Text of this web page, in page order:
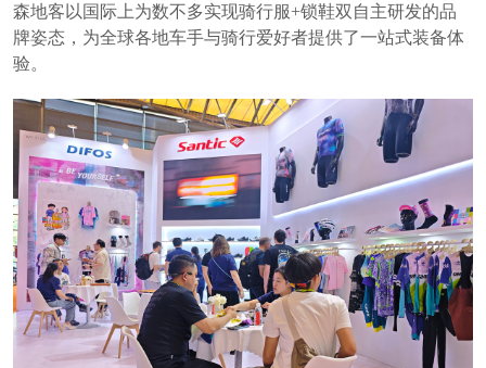
森地客以国际上为数不多实现骑行服+锁鞋双自主研发的品
牌姿态，为全球各地车手与骑行爱好者提供了一站式装备体
验。